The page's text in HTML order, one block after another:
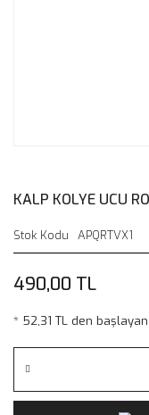
KALP KOLYE UCU
Stok Kodu APQRTVX1
490,00 TL
* 52,31 TL den